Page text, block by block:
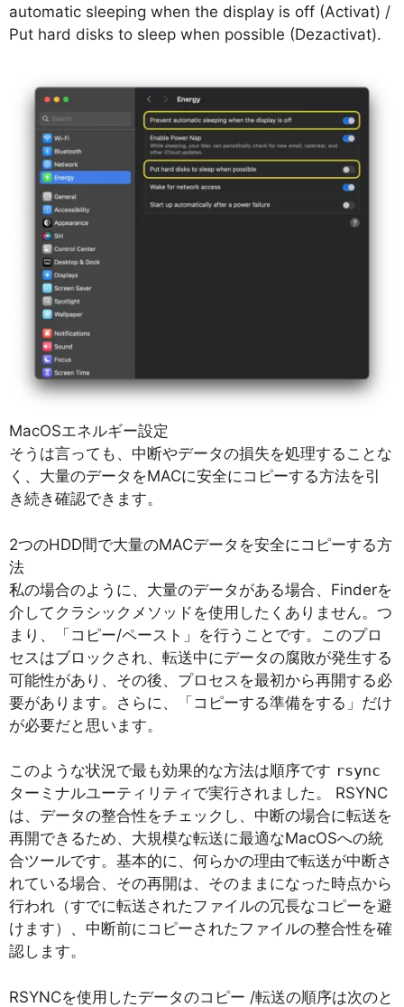
automatic sleeping when the display is off (Activat) /
Put hard disks to sleep when possible (Dezactivat).
MacOSエネルギー設定
そうは言っても、中断やデータの損失を処理することな
く、大量のデータをMACに安全にコピーする方法を引
き続き確認できます。
2つのHDD間で大量のMACデータを安全にコピーする方
法
私の場合のように、大量のデータがある場合、Finderを
介してクラシックメソッドを使用したくありません。つ
まり、「コピー/ペースト」を行うことです。このプロ
セスはブロックされ、転送中にデータの腐敗が発生する
可能性があり、その後、プロセスを最初から再開する必
要があります。さらに、「コピーする準備をする」だけ
が必要だと思います。
このような状況で最も効果的な方法は順序です rsync
ターミナルユーティリティで実行されました。 RSYNC
は、データの整合性をチェックし、中断の場合に転送を
再開できるため、大規模な転送に最適なMacOSへの統
合ツールです。基本的に、何らかの理由で転送が中断さ
れている場合、その再開は、そのままになった時点から
行われ（すでに転送されたファイルの冗長なコピーを避
けます）、中断前にコピーされたファイルの整合性を確
認します。
RSYNCを使用したデータのコピー /転送の順序は次のと